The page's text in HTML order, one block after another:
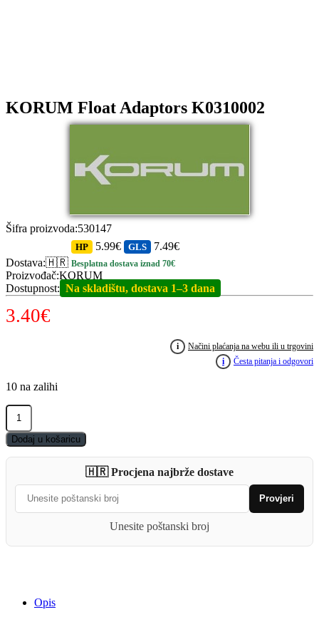
KORUM Float Adaptors K0310002
Šifra proizvoda:530147
Dostava:🇭🇷
HP 5.99€ GLS 7.49€
Besplatna dostava iznad 70€
Proizvođač:KORUM
Dostupnost: Na skladištu, dostava 1–3 dana
3.40€
i
Načini plaćanja na webu ili u trgovini
i
Česta pitanja i odgovori
10 na zalihi
KORUM
Float
Adaptors
K0310002
quantity
Dodaj u košaricu
🇭🇷 Procjena najbrže dostave
Provjeri
Unesite poštanski broj
Opis